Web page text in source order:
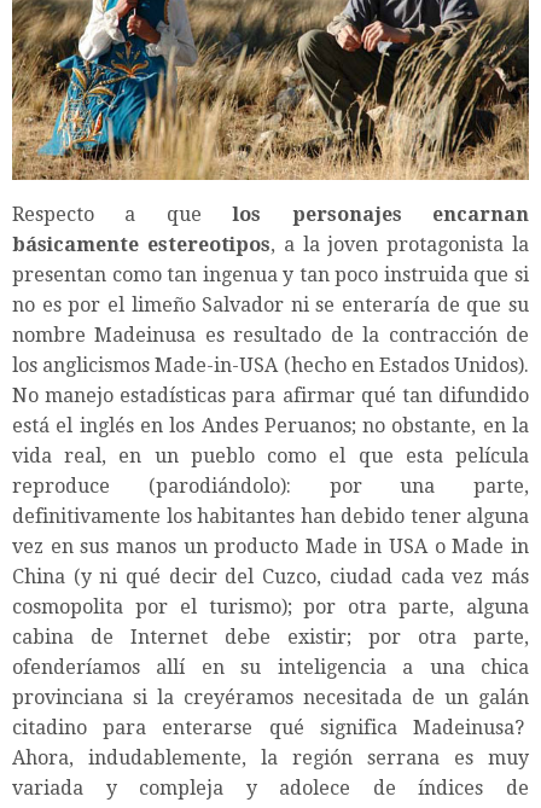
Respecto a quelos personajes encarnan
básicamente estereotipos, a la joven protagonista la
presentan como tan ingenua y tan poco instruida que si
no es por el limeño Salvador ni se enteraría de que su
nombre Madeinusa es resultado de la contracción de
los anglicismos Made-in-USA (hecho en Estados Unidos).
No manejo estadísticas para afirmar qué tan difundido
está el inglés en los Andes Peruanos; no obstante, en la
vida real, en un pueblo como el que esta película
reproduce (parodiándolo): por una parte,
definitivamente los habitantes han debido tener alguna
vez en sus manos un producto Made in USA o Made in
China (y ni qué decir del Cuzco, ciudad cada vez más
cosmopolita por el turismo); por otra parte, alguna
cabina de Internet debe existir; por otra parte,
ofenderíamos allí en su inteligencia a una chica
provinciana si la creyéramos necesitada de un galán
citadino para enterarse qué significa Madeinusa?
Ahora, indudablemente, la región serrana es muy
variada y compleja y adolece de índices de